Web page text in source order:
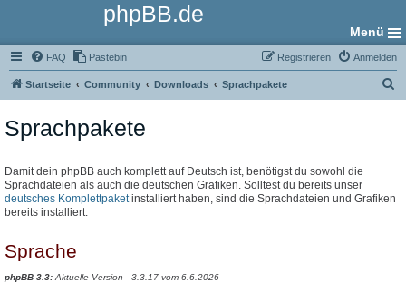
phpBB.de
Menü
FAQ Pastebin Anmelden
Registrieren
Startseite Community Downloads Sprachpakete
Sprachpakete
Damit dein phpBB auch komplett auf Deutsch ist, benötigst du sowohl die
Sprachdateien als auch die deutschen Grafiken. Solltest du bereits unser
deutsches Komplettpaketinstalliert haben, sind die Sprachdateien und Grafiken
bereits installiert.
Sprache
phpBB 3.3:Aktuelle Version - 3.3.17 vom 6.6.2026